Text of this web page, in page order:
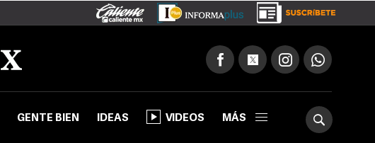
GENTE BIEN IDEAS VIDEOS MÁS